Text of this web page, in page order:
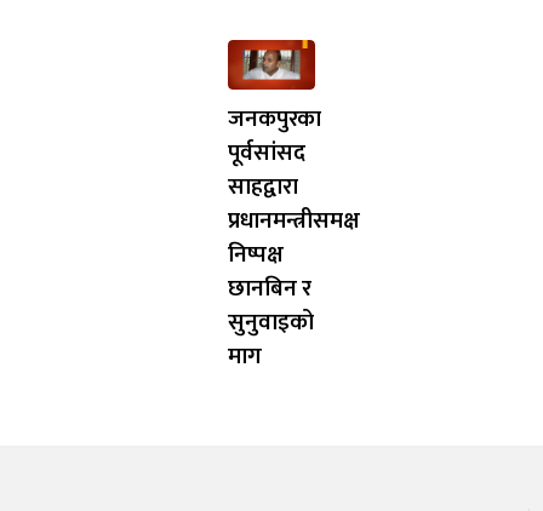
जनकपुरका
पूर्वसांसद
साहद्वारा
प्रधानमन्त्रीसमक्ष
निष्पक्ष
छानबिन र
सुनुवाइको
माग